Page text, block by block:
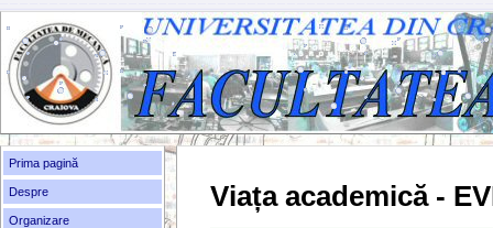
Prima pagină
Despre
Organizare
Viața academică -